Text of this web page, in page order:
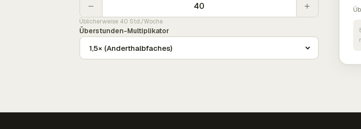
− +
Üblicherweise 40 Std./Woche
Überstunden-Multiplikator